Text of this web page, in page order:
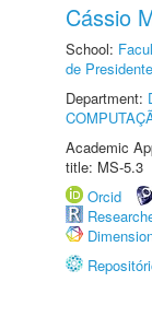
Cássio
School:
de
Department:
Academic
title: MS-5.3
Orcid